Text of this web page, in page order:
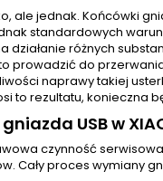
ale jednak. Końcówki
standardowych
działanie różnych
prowadzić do
naprawy takiej
to rezultatu, konieczna
USB w
czynność
Cały proces wymiany